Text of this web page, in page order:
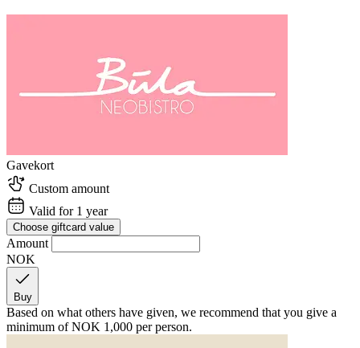
Gavekort
Custom amount
Valid for 1 year
Choose giftcard value
Amount
NOK
Buy
Based on what others have given, we recommend that you give a
minimum ofNOK 1,000 per person.